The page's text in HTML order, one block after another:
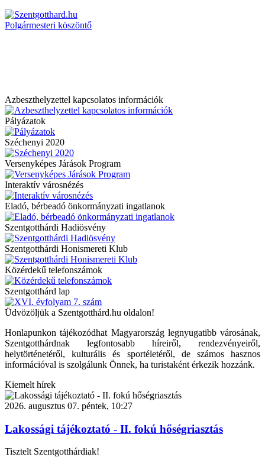
Polgármesteri köszöntő
Azbeszthelyzettel kapcsolatos információk
Pályázatok
Széchenyi 2020
Versenyképes Járások Program
Interaktív városnézés
Eladó, bérbeadó önkormányzati ingatlanok
Szentgotthárdi Hadiösvény
Szentgotthárdi Honismereti Klub
Közérdekű telefonszámok
Szentgotthárd lap
Üdvözöljük a Szentgotthárd.hu oldalon!
Honlapunkon tájékozódhat Magyarország legnyugatibb városának,
Szentgotthárdnak legfontosabb híreiről, rendezvényeiről,
helytörténetéről, kulturális és sportéletéről, de számos hasznos
információval is szolgálunk Önnek, ha turistaként érkezik hozzánk.
Kiemelt hírek
2026. augusztus 07. péntek, 10:27
Lakossági tájékoztató - II. fokú hőségriasztás
Tisztelt Szentgotthárdiak!